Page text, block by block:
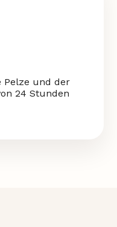
Pelze und der
24 Stunden